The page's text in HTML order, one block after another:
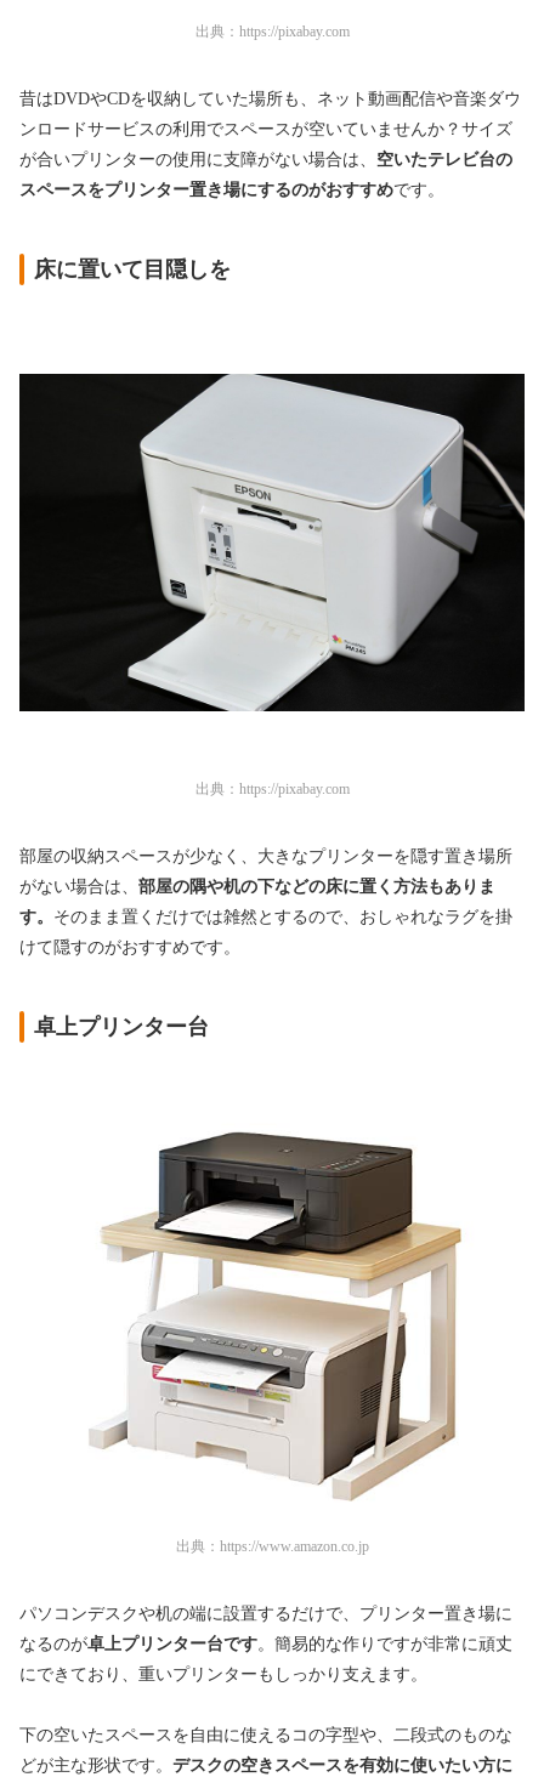
出典： https://pixabay.com
昔はDVDやCDを収納していた場所も、ネット動画配信や音楽ダウ
ンロードサービスの利用でスペースが空いていませんか？サイズ
が合いプリンターの使用に支障がない場合は、 空いたテレビ台の
スペースをプリンター置き場にするのがおすすめです。
床に置いて目隠しを
出典： https://pixabay.com
部屋の収納スペースが少なく、大きなプリンターを隠す置き場所
がない場合は、 部屋の隅や机の下などの床に置く方法もありま
す。 そのまま置くだけでは雑然とするので、おしゃれなラグを掛
けて隠すのがおすすめです。
卓上プリンター台
出典： https://www.amazon.co.jp
パソコンデスクや机の端に設置するだけで、プリンター置き場に
なるのが卓上プリンター台です。簡易的な作りですが非常に頑丈
にできており、重いプリンターもしっかり支えます。
下の空いたスペースを自由に使えるコの字型や、二段式のものな
どが主な形状です。 デスクの空きスペースを有効に使いたい方に